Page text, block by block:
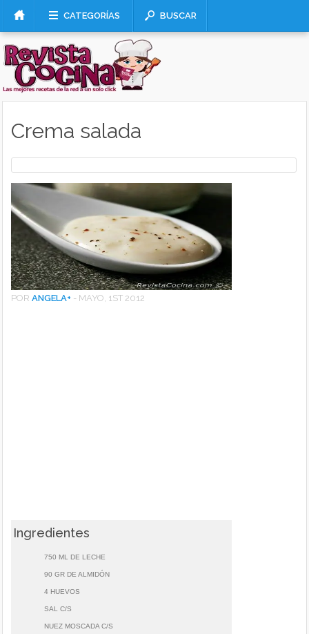
CATEGORÍAS BUSCAR
Crema salada
PORANGELA+ - MAYO, 1ST 2012
Ingredientes
750 ML DE LECHE
90 GR DE ALMIDÓN
4 HUEVOS
SAL C/S
NUEZ MOSCADA C/S